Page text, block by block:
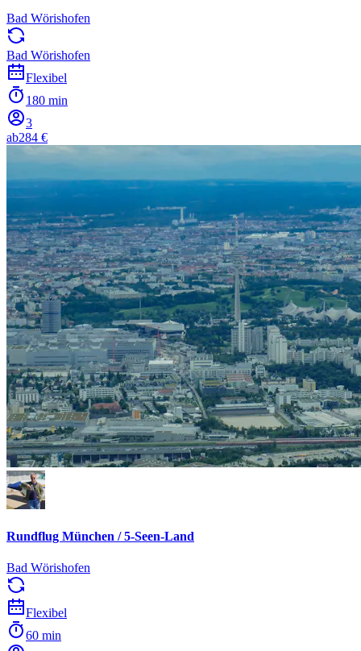
Bad Wörishofen
Bad Wörishofen
Flexibel
180 min
3
ab284 €
Rundflug München / 5-Seen-Land
Bad Wörishofen
Flexibel
60 min